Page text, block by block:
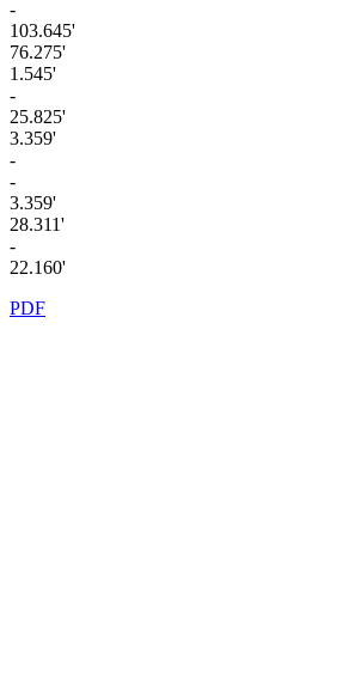
-
103.645'
76.275'
1.545'
-
25.825'
3.359'
-
-
3.359'
28.311'
-
22.160'
PDF